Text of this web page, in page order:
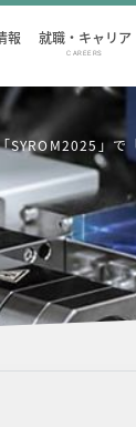
報 就職・キャリア
CAREERS
「SYROM2025